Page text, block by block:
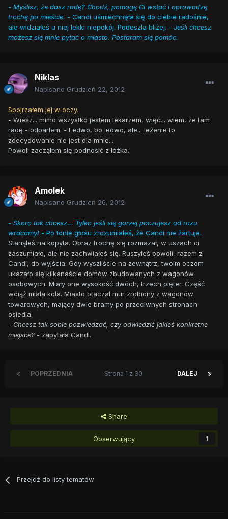
- Myślisz, że dasz radę? Chodź, pomogę Ci wstać i oprowadzę
trochę po mieście. - Candi uśmiechnęła się do ciebie radośnie,
ale widziałeś u niej lekki niepokój. Podeszła bliżej. - Jeśli chcesz
możesz się mnie pytać o miasto. Postaram się pomóc.
Niklas
Napisano Grudzień 22, 2012
Spojrzałem jej w oczy.
- Wiesz... mimo wszystko jestem lekarzem, więc... wiem, że tam
radę - odparłem. - Ledwo, bo ledwo, ale... leżenie to
zdecydowanie nie jest dla mnie...
Powoli zacząłem się podnosić z łóżka.
Amolek
Napisano Grudzień 26, 2012
- Skoro tak chcesz... Tylko jeśli się gorzej poczujesz od razu
wracamy! - Po tonie głosu zrozumiałeś, że Candi nie żartuje.
Stanąłeś na kopyta. Obraz trochę się rozmazał, w uszach ci
zaszumiało, ale nie zachwiałeś się. Ruszyłeś powoli, razem z
Candi, do wyjścia. Gdy wyszliście na zewnątrz, twoim oczom
ukazało się kilkanaście domów zbudowanych z wagonów
osobowych. Miały one wysokość dwóch, trzech pięter. Część
wciąż miała koła. Miasto otaczał mur zrobiony z wagonów
towarowych, mający dwie bramy po przeciwnych stronach
osiedla.
- Chcesz tak sobie pozwiedzać, czy odwiedzić jakieś konkretne
miejsce? - zapytała Candi.
POPRZEDNIA DALEJ
Strona 1 z 30
Share
Obserwujący 1
Przejdź do listy tematów